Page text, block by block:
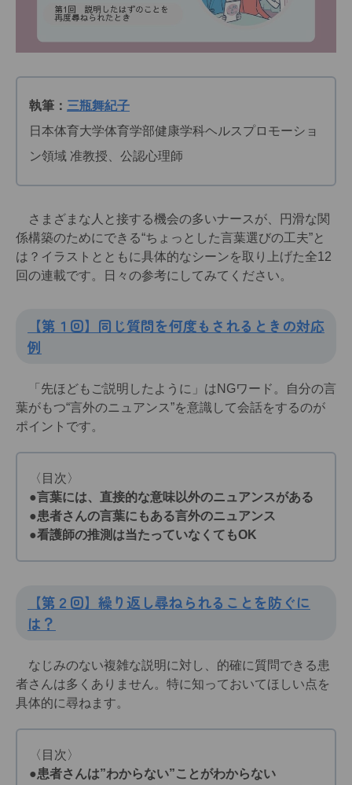
執筆： 三瓶舞紀子
日本体育大学体育学部健康学科ヘルスプロモーショ
ン領域 准教授、公認心理師
さまざまな人と接する機会の多いナースが、円滑な関
係構築のためにできる“ちょっとした言葉選びの工夫”と
は？イラストとともに具体的なシーンを取り上げた全12
回の連載です。日々の参考にしてみてください。
【第１回】同じ質問を何度もされるときの対応
例
「先ほどもご説明したように」はNGワード。自分の言
葉がもつ“言外のニュアンス”を意識して会話をするのが
ポイントです。
〈目次〉
●言葉には、直接的な意味以外のニュアンスがある
●患者さんの言葉にもある言外のニュアンス
●看護師の推測は当たっていなくてもOK
【第２回】繰り返し尋ねられることを防ぐに
は？
なじみのない複雑な説明に対し、的確に質問できる患
者さんは多くありません。特に知っておいてほしい点を
具体的に尋ねます。
〈目次〉
●患者さんは”わからない”ことがわからない